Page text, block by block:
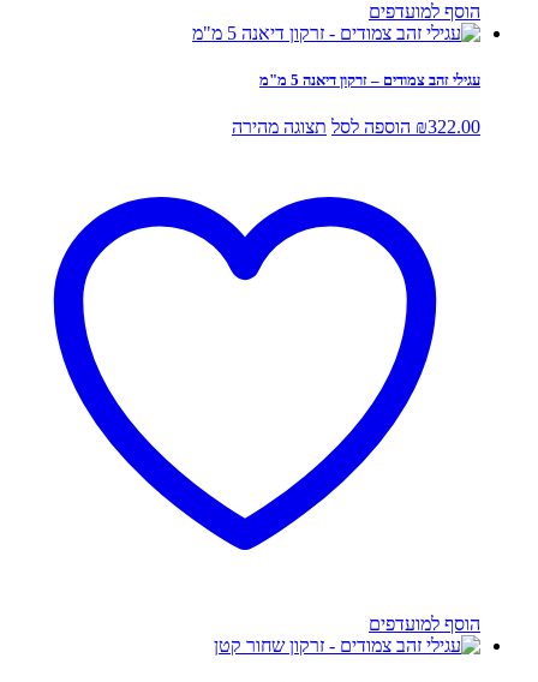
הוסף למועדפים
עגילי זהב צמודים – זרקון דיאנה 5 מ"מ
₪322.00 הוספה לסל תצוגה מהירה
הוסף למועדפים